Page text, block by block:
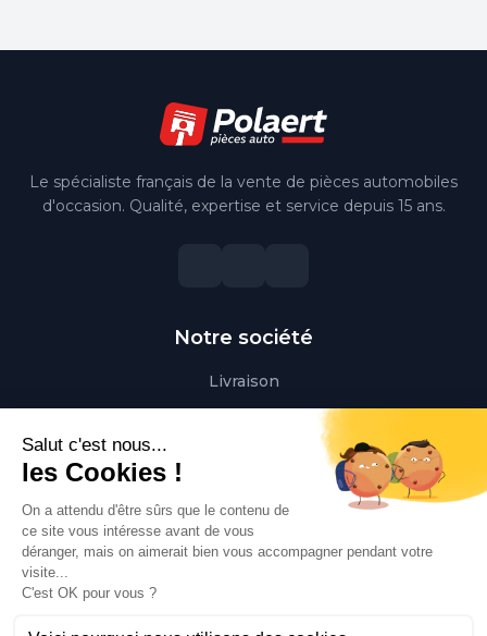
Le spécialiste français de la vente de pièces automobiles
d'occasion. Qualité, expertise et service depuis 15 ans.
Notre société
Livraison
Conditions générales de vente
Qui sommes-nous ?
Besoin d'aide ?